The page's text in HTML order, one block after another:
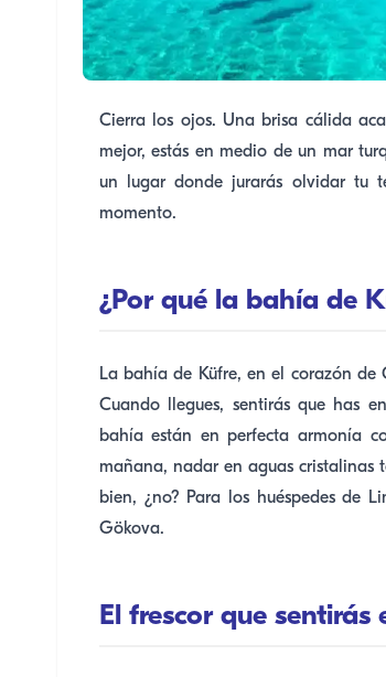
Cierra los ojos. Una brisa cálida
mejor, estás en medio de un mar
un lugar donde jurarás olvidar tu
momento.
¿Por qué la bahía de
La bahía de Küfre, en el corazón de
Cuando llegues, sentirás que has
bahía están en perfecta armonía
mañana, nadar en aguas cristalinas
bien, ¿no? Para los huéspedes de
Gökova.
El frescor que